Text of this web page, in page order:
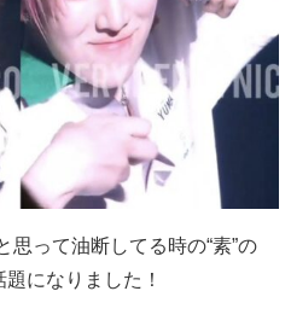
って油断してる時の“素”の
になりました！